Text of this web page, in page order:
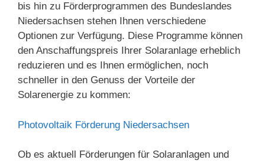
bis hin zu Förderprogrammen des Bundeslandes
Niedersachsen stehen Ihnen verschiedene
Optionen zur Verfügung. Diese Programme können
den Anschaffungspreis Ihrer Solaranlage erheblich
reduzieren und es Ihnen ermöglichen, noch
schneller in den Genuss der Vorteile der
Solarenergie zu kommen:
Photovoltaik Förderung Niedersachsen
Ob es aktuell Förderungen für Solaranlagen und